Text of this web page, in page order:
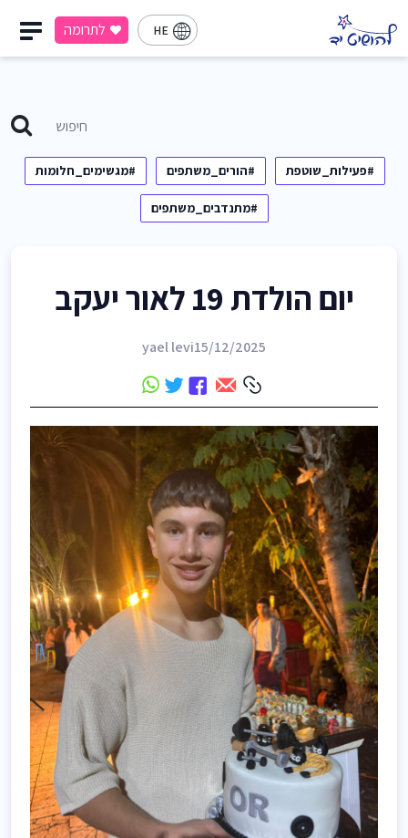
HE לתרומה
#פעילות_שוטפת #הורים_משתפים #מגשימים_חלומות
#מתנדבים_משתפים
יום הולדת 19 לאור יעקב
yael levi15/12/2025